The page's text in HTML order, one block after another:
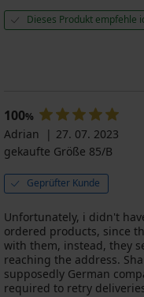
Dieses Produkt empfehle
100%
Adrian
27. 07. 2023
gekaufte Größe 85/B
Geprüfter Kunde
Unfortunately, i didn't
ordered products, since
with them, instead, they
reaching the address.
supposedly German
required to retry